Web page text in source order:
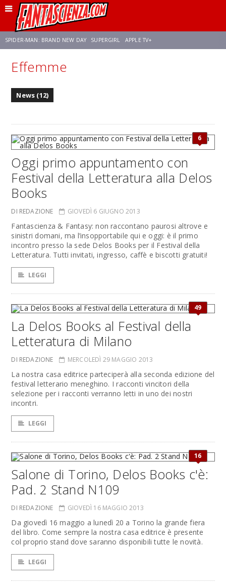
SPIDER-MAN: BRAND NEW DAY SUPERGIRL APPLE TV+
FRANCO RICCIARDIELLO
Effemme
News (12)
6
Oggi primo appuntamento con
Festival della Letteratura alla Delos
Books
DI REDAZIONE GIOVEDÌ 6 GIUGNO 2013
Fantascienza & Fantasy: non raccontano paurosi altrove e
sinistri domani, ma l’insopportabile qui e oggi: è il primo
incontro presso la sede Delos Books per il Festival della
Letteratura. Tutti invitati, ingresso, caffè e biscotti gratuiti!
LEGGI
49
La Delos Books al Festival della
Letteratura di Milano
DI REDAZIONE MERCOLEDÌ 29 MAGGIO 2013
La nostra casa editrice parteciperà alla seconda edizione del
festival letterario meneghino. I racconti vincitori della
selezione per i racconti verranno letti in uno dei nostri
incontri.
LEGGI
16
Salone di Torino, Delos Books c'è:
Pad. 2 Stand N109
DI REDAZIONE GIOVEDÌ 16 MAGGIO 2013
Da giovedì 16 maggio a lunedì 20 a Torino la grande fiera
del libro. Come sempre la nostra casa editrice è presente
col proprio stand dove saranno disponibili tutte le novità.
LEGGI